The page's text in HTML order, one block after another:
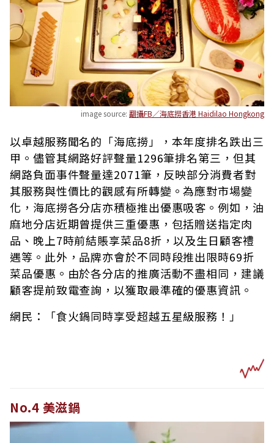
image source: 翻攝FB／海底撈香港 Haidilao Hongkong
以卓越服務聞名的「海底撈」，本年度排名跌出三
甲。儘管其網路好評聲量1296筆排名第三，但其
網路負面事件聲量達2071筆，反映部分消費者對
其服務與性價比的觀感有所轉變。為應對市場變
化，海底撈各分店亦積極推出優惠吸客。例如，油
麻地分店近期曾提供三重優惠，包括贈送指定肉
品、晚上7時前結賬享菜品8折，以及生日顧客禮
遇等。此外，品牌亦會於不同時段推出限時69折
菜品優惠。由於各分店的推廣活動不盡相同，建議
顧客提前致電查詢，以獲取最準確的優惠資訊。
網民：「食火鍋同時享受超越五星級服務！」
No.4 美滋鍋